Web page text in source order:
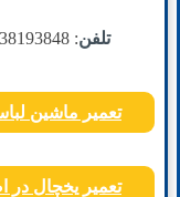
تلفن: 09138193848
تعمیر ماشین
تعمیر یخچال در